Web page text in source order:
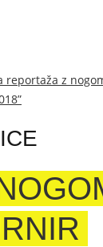
reportaža z